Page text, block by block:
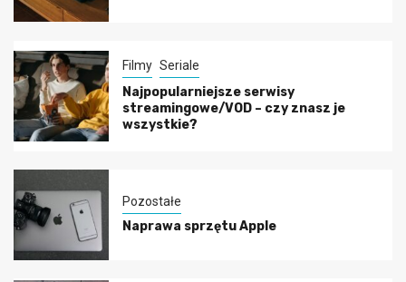
Filmy Seriale
Najpopularniejsze serwisy
streamingowe/VOD – czy znasz je
wszystkie?
Pozostałe
Naprawa sprzętu Apple